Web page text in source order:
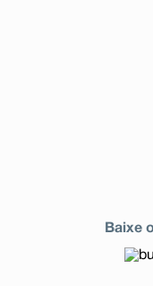
Baixe